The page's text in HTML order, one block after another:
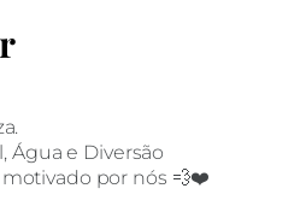
Água e Diversão
por nós 💨❤️